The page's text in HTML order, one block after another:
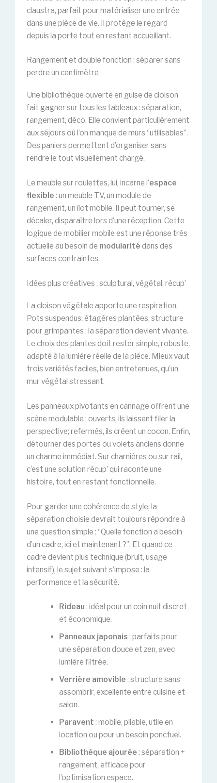
claustra, parfait pour matérialiser une entrée
dans une pièce de vie. Il protège le regard
depuis la porte tout en restant accueillant.
Rangement et double fonction : séparer sans
perdre un centimètre
Une bibliothèque ouverte en guise de cloison
fait gagner sur tous les tableaux : séparation,
rangement, déco. Elle convient particulièrement
aux séjours où l’on manque de murs “utilisables”.
Des paniers permettent d’organiser sans
rendre le tout visuellement chargé.
Le meuble sur roulettes, lui, incarne l’espace
flexible : un meuble TV, un module de
rangement, un îlot mobile. Il peut tourner, se
décaler, disparaître lors d’une réception. Cette
logique de mobilier mobile est une réponse très
actuelle au besoin de modularité dans des
surfaces contraintes.
Idées plus créatives : sculptural, végétal, récup’
La cloison végétale apporte une respiration.
Pots suspendus, étagères plantées, structure
pour grimpantes : la séparation devient vivante.
Le choix des plantes doit rester simple, robuste,
adapté à la lumière réelle de la pièce. Mieux vaut
trois variétés faciles, bien entretenues, qu’un
mur végétal stressant.
Les panneaux pivotants en cannage offrent une
scène modulable : ouverts, ils laissent filer la
perspective; refermés, ils créent un cocon. Enfin,
détourner des portes ou volets anciens donne
un charme immédiat. Sur charnières ou sur rail,
c’est une solution récup’ qui raconte une
histoire, tout en restant fonctionnelle.
Pour garder une cohérence de style, la
séparation choisie devrait toujours répondre à
une question simple : “Quelle fonction a besoin
d’un cadre, ici et maintenant ?”. Et quand ce
cadre devient plus technique (bruit, usage
intensif), le sujet suivant s’impose : la
performance et la sécurité.
Rideau : idéal pour un coin nuit discret
et économique.
Panneaux japonais : parfaits pour
une séparation douce et zen, avec
lumière filtrée.
Verrière amovible : structure sans
assombrir, excellente entre cuisine et
salon.
Paravent : mobile, pliable, utile en
location ou pour un besoin ponctuel.
Bibliothèque ajourée : séparation +
rangement, efficace pour
l’optimisation espace.